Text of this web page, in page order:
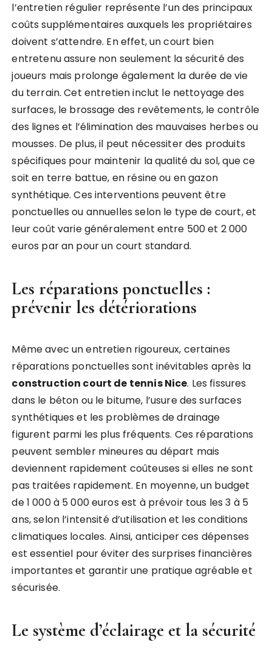
l’entretien régulier représente l’un des principaux
coûts supplémentaires auxquels les propriétaires
doivent s’attendre. En effet, un court bien
entretenu assure non seulement la sécurité des
joueurs mais prolonge également la durée de vie
du terrain. Cet entretien inclut le nettoyage des
surfaces, le brossage des revêtements, le contrôle
des lignes et l’élimination des mauvaises herbes ou
mousses. De plus, il peut nécessiter des produits
spécifiques pour maintenir la qualité du sol, que ce
soit en terre battue, en résine ou en gazon
synthétique. Ces interventions peuvent être
ponctuelles ou annuelles selon le type de court, et
leur coût varie généralement entre 500 et 2 000
euros par an pour un court standard.
Les réparations ponctuelles :
prévenir les détériorations
Même avec un entretien rigoureux, certaines
réparations ponctuelles sont inévitables après la
construction court de tennis Nice. Les fissures
dans le béton ou le bitume, l’usure des surfaces
synthétiques et les problèmes de drainage
figurent parmi les plus fréquents. Ces réparations
peuvent sembler mineures au départ mais
deviennent rapidement coûteuses si elles ne sont
pas traitées rapidement. En moyenne, un budget
de 1 000 à 5 000 euros est à prévoir tous les 3 à 5
ans, selon l’intensité d’utilisation et les conditions
climatiques locales. Ainsi, anticiper ces dépenses
est essentiel pour éviter des surprises financières
importantes et garantir une pratique agréable et
sécurisée.
Le système d’éclairage et la sécurité